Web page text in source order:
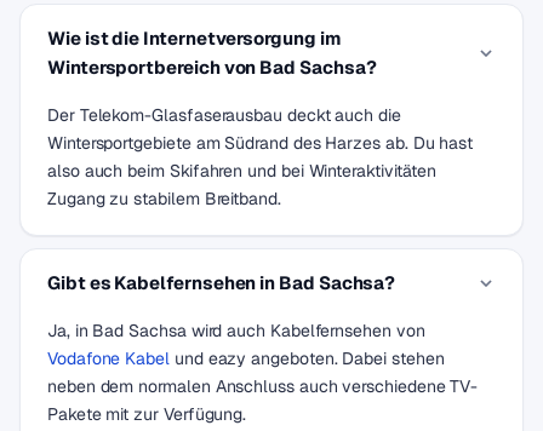
Wie ist die Internetversorgung im
Wintersportbereich von Bad Sachsa?
Der Telekom-Glasfaserausbau deckt auch die
Wintersportgebiete am Südrand des Harzes ab. Du hast
also auch beim Skifahren und bei Winteraktivitäten
Zugang zu stabilem Breitband.
Gibt es Kabelfernsehen in Bad Sachsa?
Ja, in Bad Sachsa wird auch Kabelfernsehen von
Vodafone Kabelund eazy angeboten. Dabei stehen
neben dem normalen Anschluss auch verschiedene TV-
Pakete mit zur Verfügung.